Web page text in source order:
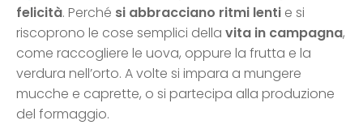
felicità. Perché si abbracciano ritmi lenti e si
riscoprono le cose semplici della vita in campagna,
come raccogliere le uova, oppure la frutta e la
verdura nell’orto. A volte si impara a mungere
mucche e caprette, o si partecipa alla produzione
del formaggio.